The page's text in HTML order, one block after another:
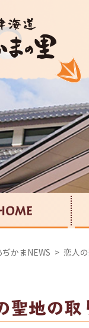
ぢかまNEWS 恋人
聖地の取